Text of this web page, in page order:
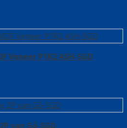
Veneer P1R2 ASH-SGD
van Gỗ-SGD